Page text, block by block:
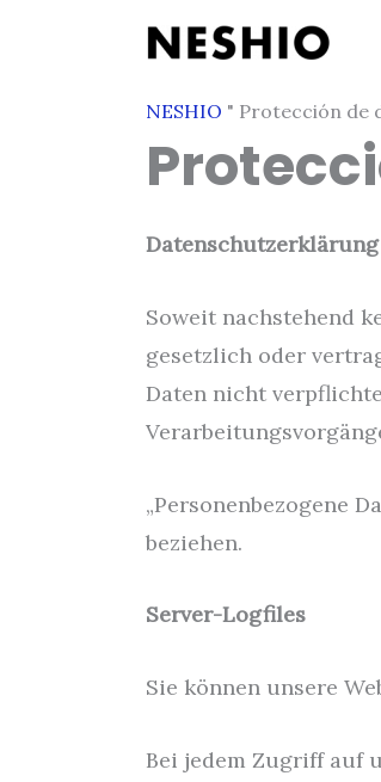
NESHIO " Protección de
Datenschutzerklärung
Soweit nachstehend
gesetzlich oder
Daten nicht
„Personenbezogene
beziehen.
Server-Logfiles
Sie können unsere
Bei jedem Zugriff auf